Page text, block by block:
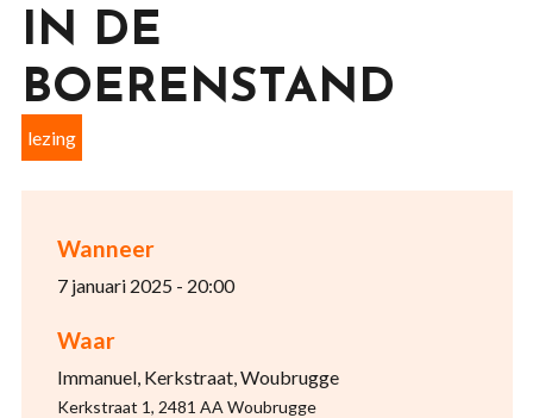
Wanneer
7 januari 2025 - 20:00
Waar
Immanuel, Kerkstraat, Woubrugge
Kerkstraat 1, 2481 AA Woubrugge
IN DE
BOERENSTAND
lezing